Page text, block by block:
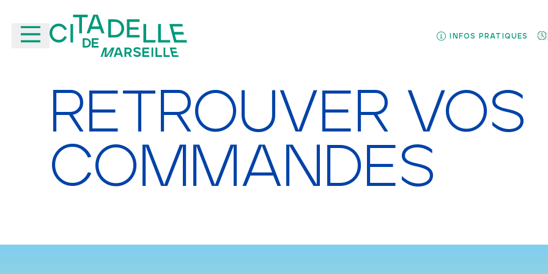
INFOS PRATIQUES
RETROUVER VOS
COMMANDES
INFOS PRATIQUES
ÉVÉNEMENTS